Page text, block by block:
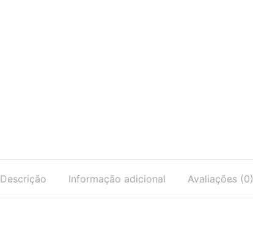
Descrição Informação adicional Avaliações (0)